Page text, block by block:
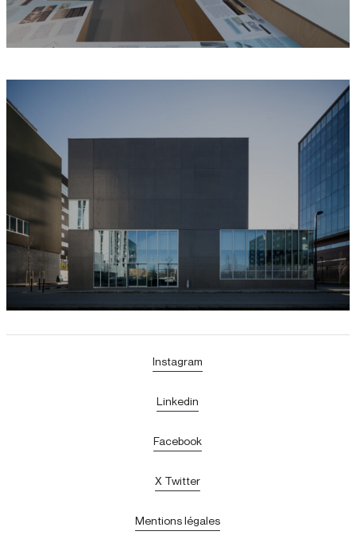
Instagram
Linkedin
Facebook
X Twitter
Mentions légales